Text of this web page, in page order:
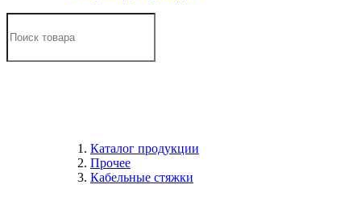
Каталог продукции
Прочее
Кабельные стяжки